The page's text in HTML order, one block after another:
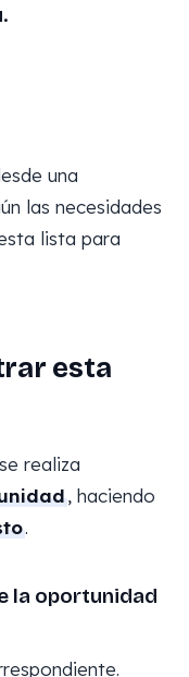
una
las necesidades
lista para
esta
realiza
, haciendo
.
la oportunidad